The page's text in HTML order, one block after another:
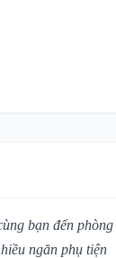
bạn đến phòng
ngăn phụ tiện